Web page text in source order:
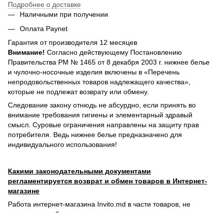
Подробнее о доставке
Наличными при получении
Оплата Paynet
Гарантия от производителя 12 месяцев
Внимание! Согласно действующему Постановлению
Правительства РМ № 1465 от 8 декабря 2003 г. нижнее белье
и чулочно-носочные изделия включены в «Перечень
непродовольственных товаров надлежащего качества»,
которые не подлежат возврату или обмену.
Следование закону отнюдь не абсурдно, если принять во
внимание требования гигиены и элементарный здравый
смысл. Суровые ограничения направлены на защиту прав
потребителя. Ведь нижнее белье предназначено для
индивидуального использования!
Какими законодательными документами
регламентируется возврат и обмен товаров в Интернет-
магазине
Работа интернет-магазина Invito.md в части товаров, не